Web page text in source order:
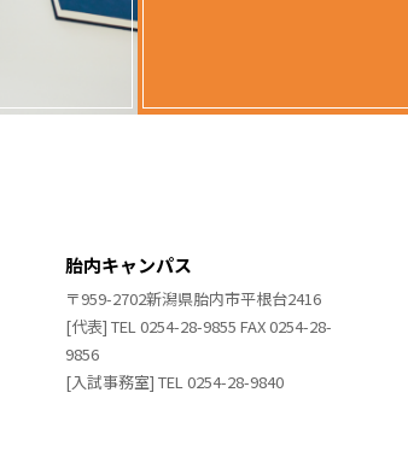
胎内キャンパス
〒959-2702新潟県胎内市平根台2416
[代表] TEL 0254-28-9855 FAX 0254-28-
9856
[入試事務室] TEL 0254-28-9840